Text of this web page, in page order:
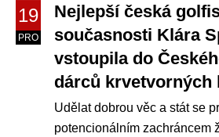
19
PRO
Nejlepší česká
současnosti Klára
vstoupila do
dárců krvetvorných
Udělat dobrou věc a stát se
potencionálním zachráncem